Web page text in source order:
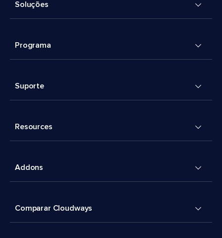
Soluções
Programa
Suporte
Resources
Addons
Comparar Cloudways